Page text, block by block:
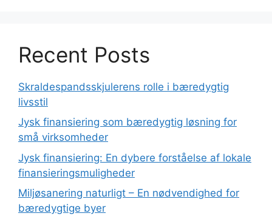
Recent Posts
Skraldespandsskjulerens rolle i bæredygtig
livsstil
Jysk finansiering som bæredygtig løsning for
små virksomheder
Jysk finansiering: En dybere forståelse af lokale
finansieringsmuligheder
Miljøsanering naturligt – En nødvendighed for
bæredygtige byer